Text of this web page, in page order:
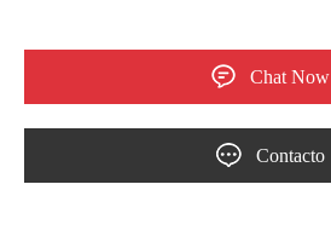
Chat Now
Contacto